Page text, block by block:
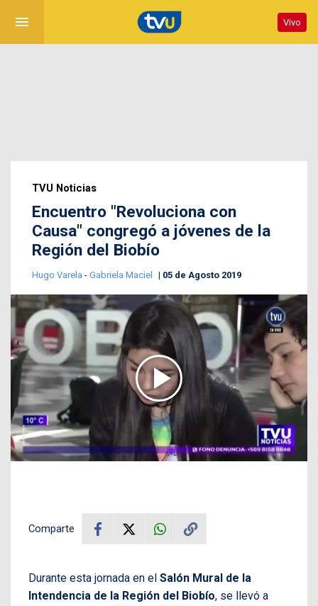
menu Vivo
TVU Noticias
Encuentro "Revoluciona con
Causa" congregó a jóvenes de la
Región del Biobío
Hugo Varela - Gabriela Maciel 05 de Agosto 2019
Comparte
Durante esta jornada en el Salón Mural de la
Intendencia de la Región del Biobío, se llevó a